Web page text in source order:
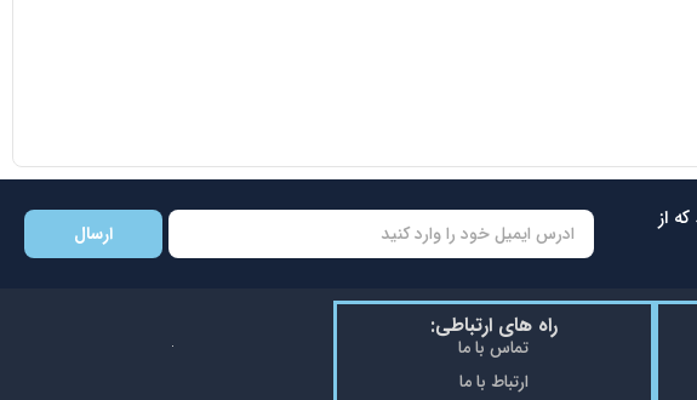
از
ارسال
راه های ارتباطی:
تماس با ما
ارتباط با ما